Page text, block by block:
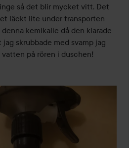
så det blir mycket vitt. Det
läckt lite under transporten
kemikalie då den klarade
skrubbade med svamp jag
på rören i duschen!